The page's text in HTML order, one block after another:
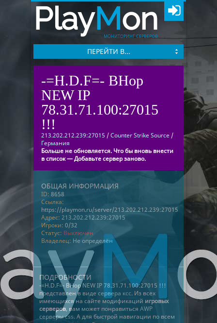
PlayMon
МОНИТОРИНГ СЕРВЕРОВ
ПЕРЕЙТИ В...
-=H.D.F=- BHop
NEW IP
78.31.71.100:27015
!!!
213.202.212.239:27015 /Counter Strike Source /
Германия
Больше не обновляется. Что бы вновь внести
в список — Добавьте сервер заново.
ОБЩАЯ ИНФОРМАЦИЯ
ID: 8658
Ссылка:
https://playmon.ru/server/213.202.212.239:27015
Адрес: 213.202.212.239:27015
Игроки: 0/32
Статус: Выключен
Владелец: Не определён
ПОДРОБНОСТИ
-=H.D.F=- BHop NEW IP 78.31.71.100:27015 !!!
представлен в виде сервера ксс. Из всех
имеющихся на сайте модификаций игровых
серверов, вам может понравиться AWP
серверы css. А для быстрой навигации по всем